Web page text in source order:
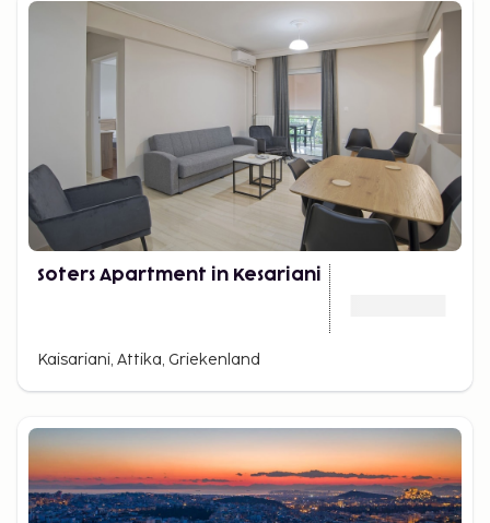
Soters Apartment in Kesariani
Kaisariani, Attika, Griekenland